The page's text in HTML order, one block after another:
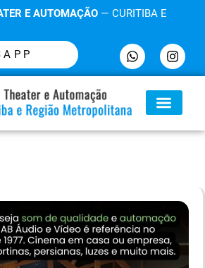
E AUTOMAÇÃO— CURITIBA E